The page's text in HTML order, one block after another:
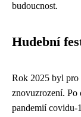
budoucnost.
Hudební
Rok 2025 byl pro
znovuzrození. Po
pandemií covidu-